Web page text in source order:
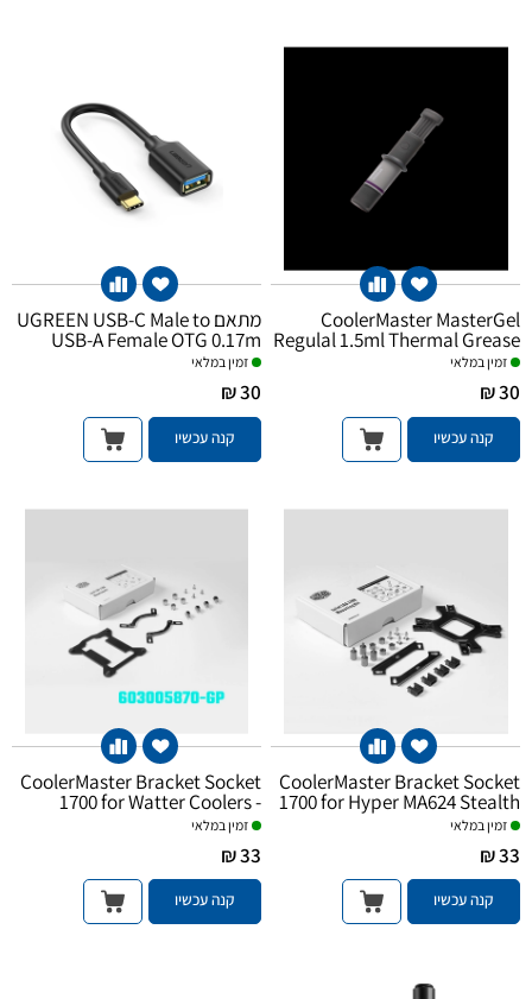
CoolerMaster MasterGel
Regulal 1.5ml Thermal Grease
זמין במלאי
30 ₪
קנה עכשיו
מתאם UGREEN USB-C Male to
USB-A Female OTG 0.17m
זמין במלאי
30 ₪
קנה עכשיו
CoolerMaster Bracket Socket
1700 for Hyper MA624 Stealth
זמין במלאי
33 ₪
קנה עכשיו
CoolerMaster Bracket Socket
1700 for Watter Coolers -
Except Mirage
זמין במלאי
33 ₪
קנה עכשיו